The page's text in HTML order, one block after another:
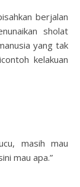
berjalan
sholat
yang tak
kelakuan
masih mau
mau apa.”